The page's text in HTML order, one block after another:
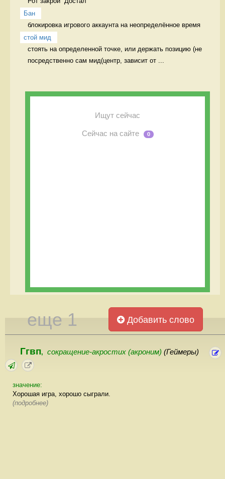
Бан
блокировка игрового аккаунта на неопределённое время
стой мид
стоять на определенной точке, или держать позицию (не
посредственно сам мид(центр, зависит от ...
Ищут сейчас
Сейчас на сайте 0
еще 1 Добавить слово
Ггвп, сокращение-акростих (акроним) (Геймеры)
значение:
Хорошая игра, хорошо сыграли.
(подробнее)